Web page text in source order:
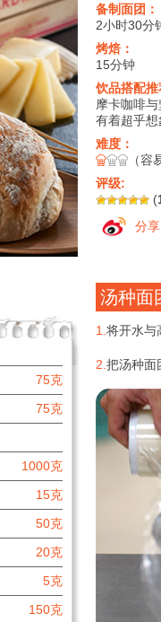
备制面团：
2小时30分
烤焙：
15分钟
饮品搭配推
摩卡咖啡
有着超乎
难度：
（容
评级:
(
分享
75克
75克
1000克
15克
50克
20克
5克
150克
汤种面
1.将开水与
2.把汤种面